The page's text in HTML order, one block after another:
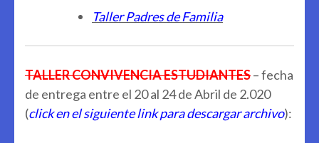
Taller Padres de Familia
TALLER CONVIVENCIA ESTUDIANTES– fecha
de entrega entre el 20 al 24 de Abril de 2.020
(click en el siguiente link para descargar archivo):